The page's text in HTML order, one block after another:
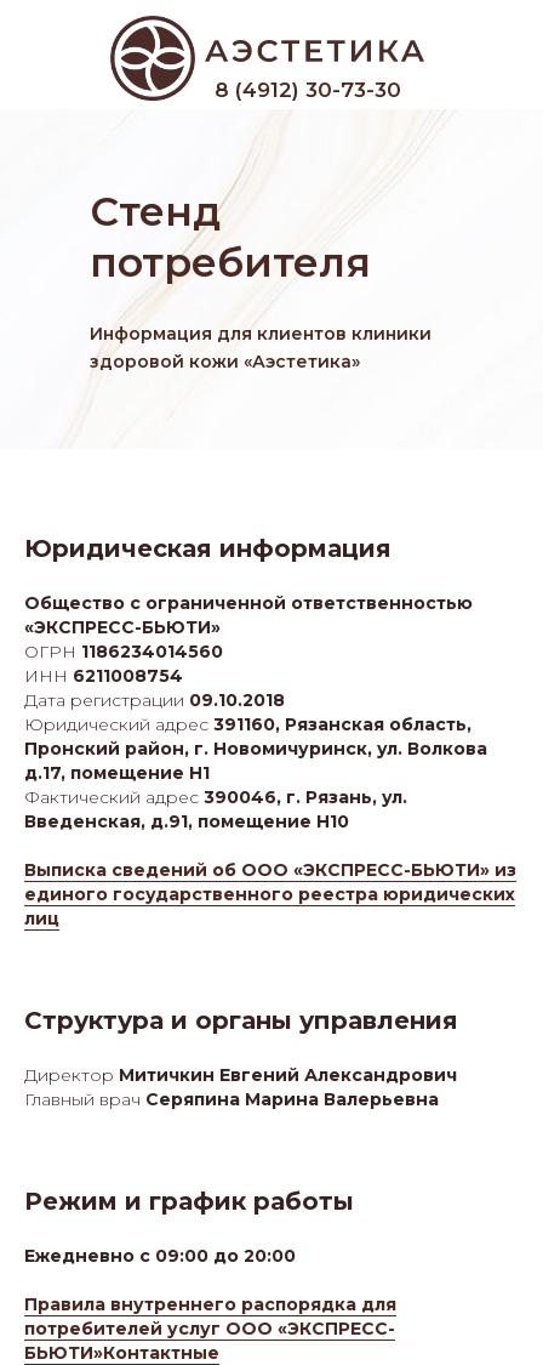
8 (4912) 30-73-30
Стенд
потребителя
Информация для клиентов клиники
здоровой кожи «Аэстетика»
Юридическая информация
Общество с ограниченной ответственностью
«ЭКСПРЕСС-БЬЮТИ»
ОГРН 1186234014560
ИНН 6211008754
Дата регистрации 09.10.2018
Юридический адрес 391160, Рязанская область,
Пронский район, г. Новомичуринск, ул. Волкова
д.17, помещение Н1
Фактический адрес 390046, г. Рязань, ул.
Введенская, д.91, помещение Н10
Выписка сведений об ООО «ЭКСПРЕСС-БЬЮТИ» из
единого государственного реестра юридических
лиц
Структура и органы управления
Директор Митичкин Евгений Александрович
Главный врач Серяпина Марина Валерьевна
Режим и график работы
Ежедневно с 09:00 до 20:00
Правила внутреннего распорядка для
потребителей услуг ООО «ЭКСПРЕСС-
БЬЮТИ»Контактные